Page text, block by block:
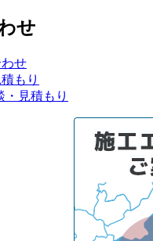
せ
せ
もり
・見積もり